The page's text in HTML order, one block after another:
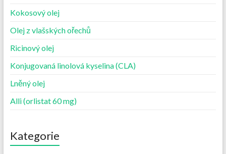
Kokosový olej
Olej z vlašských ořechů
Ricinový olej
Konjugovaná linolová kyselina (CLA)
Lněný olej
Alli (orlistat 60 mg)
Kategorie